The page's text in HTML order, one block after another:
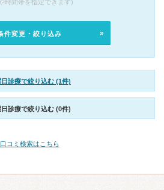
時間帯を指定できます)
件変更・絞り込み
日診療で絞り込む (1件)
日診療で絞り込む (0件)
口コミ検索はこちら